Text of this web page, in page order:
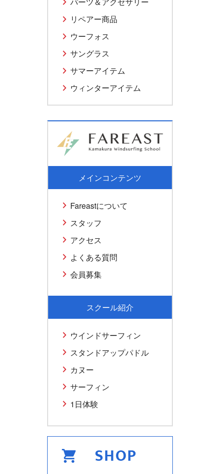
パーツ＆アクセサリー
リペアー商品
ウーフォス
サングラス
サマーアイテム
ウィンターアイテム
メインコンテンツ
Fareastについて
スタッフ
アクセス
よくある質問
会員募集
スクール紹介
ウインドサーフィン
スタンドアップパドル
カヌー
サーフィン
1日体験